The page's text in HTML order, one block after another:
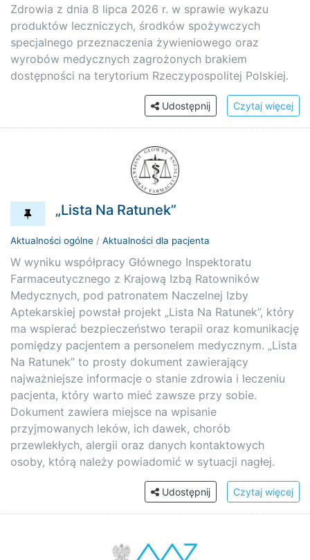
Zdrowia z dnia 8 lipca 2026 r. w sprawie wykazu
produktów leczniczych, środków spożywczych
specjalnego przeznaczenia żywieniowego oraz
wyrobów medycznych zagrożonych brakiem
dostępności na terytorium Rzeczypospolitej Polskiej.
Udostępnij Czytaj więcej
„Lista Na Ratunek”
Aktualności ogólne / Aktualności dla pacjenta
W wyniku współpracy Głównego Inspektoratu
Farmaceutycznego z Krajową Izbą Ratowników
Medycznych, pod patronatem Naczelnej Izby
Aptekarskiej powstał projekt „Lista Na Ratunek”, który
ma wspierać bezpieczeństwo terapii oraz komunikację
pomiędzy pacjentem a personelem medycznym. „Lista
Na Ratunek” to prosty dokument zawierający
najważniejsze informacje o stanie zdrowia i leczeniu
pacjenta, który warto mieć zawsze przy sobie.
Dokument zawiera miejsce na wpisanie
przyjmowanych leków, ich dawek, chorób
przewlekłych, alergii oraz danych kontaktowych
osoby, którą należy powiadomić w sytuacji nagłej.
Udostępnij Czytaj więcej